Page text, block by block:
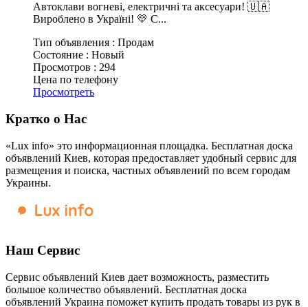
Автоклави вогневі, електричні та аксесуари! 🇺🇦
Вироблено в Україні! 💛 С...
Тип объявления : Продам
Состояние : Новый
Просмотров : 294
Цена по телефону
Просмотреть
Кратко о Нас
«Lux info» это информационная площадка. Бесплатная доска
объявлений Киев, которая предоставляет удобный сервис для
размещения и поиска, частных объявлений по всем городам
Украины.
Наш Сервис
Сервис объявлений Киев дает возможность, разместить
большое количество объявлений. Бесплатная доска
объявлений Украина поможет купить продать товары из рук в